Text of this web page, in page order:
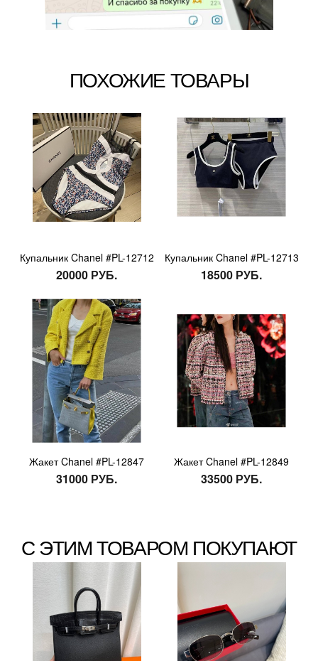
ПОХОЖИЕ ТОВАРЫ
Купальник Chanel #PL-12712
20000 РУБ.
Купальник Chanel #PL-12713
18500 РУБ.
Жакет Chanel #PL-12847
31000 РУБ.
Жакет Chanel #PL-12849
33500 РУБ.
С ЭТИМ ТОВАРОМ ПОКУПАЮТ